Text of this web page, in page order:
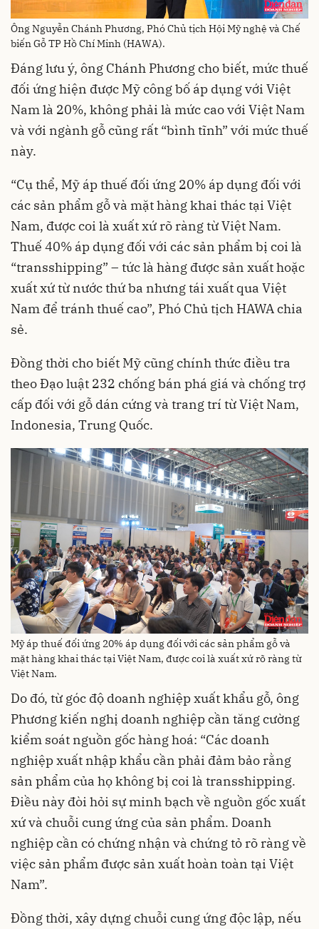
Ông Nguyễn Chánh Phương, Phó Chủ tịch Hội Mỹ nghệ và Chế
biến Gỗ TP Hồ Chí Minh (HAWA).
Đáng lưu ý, ông Chánh Phương cho biết, mức thuế
đối ứng hiện được Mỹ công bố áp dụng với Việt
Nam là 20%, không phải là mức cao với Việt Nam
và với ngành gỗ cũng rất “bình tĩnh” với mức thuế
này.
“Cụ thể, Mỹ áp thuế đối ứng 20% áp dụng đối với
các sản phẩm gỗ và mặt hàng khai thác tại Việt
Nam, được coi là xuất xứ rõ ràng từ Việt Nam.
Thuế 40% áp dụng đối với các sản phẩm bị coi là
“transshipping” – tức là hàng được sản xuất hoặc
xuất xứ từ nước thứ ba nhưng tái xuất qua Việt
Nam để tránh thuế cao”, Phó Chủ tịch HAWA chia
sẻ.
Đồng thời cho biết Mỹ cũng chính thức điều tra
theo Đạo luật 232 chống bán phá giá và chống trợ
cấp đối với gỗ dán cứng và trang trí từ Việt Nam,
Indonesia, Trung Quốc.
Mỹ áp thuế đối ứng 20% áp dụng đối với các sản phẩm gỗ và
mặt hàng khai thác tại Việt Nam, được coi là xuất xứ rõ ràng từ
Việt Nam.
Do đó, từ góc độ doanh nghiệp xuất khẩu gỗ, ông
Phương kiến nghị doanh nghiệp cần tăng cường
kiểm soát nguồn gốc hàng hoá: “Các doanh
nghiệp xuất nhập khẩu cần phải đảm bảo rằng
sản phẩm của họ không bị coi là transshipping.
Điều này đòi hỏi sự minh bạch về nguồn gốc xuất
xứ và chuỗi cung ứng của sản phẩm. Doanh
nghiệp cần có chứng nhận và chứng tỏ rõ ràng về
việc sản phẩm được sản xuất hoàn toàn tại Việt
Nam”.
Đồng thời, xây dựng chuỗi cung ứng độc lập, nếu